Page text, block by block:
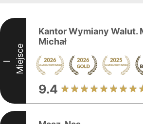
I Miejsce
Kantor Wymiany Walut.
Michał
9.4